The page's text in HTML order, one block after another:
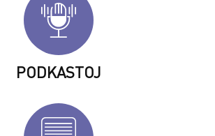
PODKASTOJ